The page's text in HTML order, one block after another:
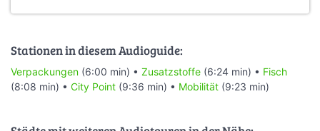
Stationen in diesem Audioguide:
Verpackungen (6:00 min) • Zusatzstoffe (6:24 min) • Fisch
(8:08 min) • City Point (9:36 min) • Mobilität (9:23 min)